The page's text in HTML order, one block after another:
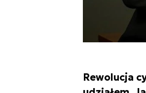
Rewolucja